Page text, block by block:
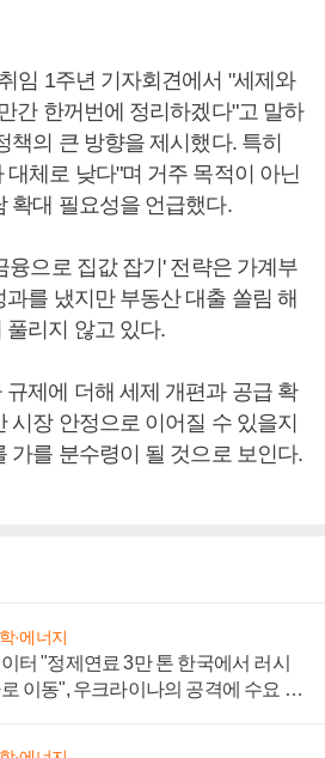
임 1주년 기자회견에서 "세제와
간 한꺼번에 정리하겠다"고 말하
책의 큰 방향을 제시했다. 특히
체로 낮다"며 거주 목적이 아닌
확대 필요성을 언급했다.
융으로 집값 잡기' 전략은 가계부
를 냈지만 부동산 대출 쏠림 해
풀리지 않고 있다.
제에 더해 세제 개편과 공급 확
시장 안정으로 이어질 수 있을지
가를 분수령이 될 것으로 보인다.
·에너지
터 "정제연료 3만 톤 한국에서 러시
이동", 우크라이나의 공격에 수요 늘